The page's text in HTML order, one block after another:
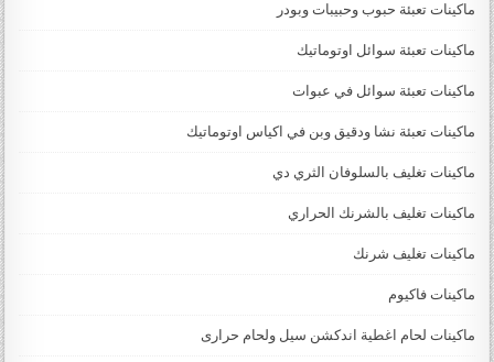
ماكينات تعبئة حبوب وحبيبات وبودر
ماكينات تعبئة سوائل اوتوماتيك
ماكينات تعبئة سوائل في عبوات
ماكينات تعبئة نشا ودقيق وبن في اكياس اوتوماتيك
ماكينات تغليف بالسلوفان الثري دي
ماكينات تغليف بالشرنك الحراري
ماكينات تغليف شرنك
ماكينات فاكيوم
ماكينات لحام اغطية اندكشن سيل ولحام حرارى